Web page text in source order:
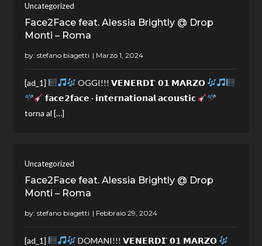
Uncategorized
Face2Face feat. Alessia Brightly @ Drop
Monti – Roma
by:stefano biagetti
[ad_1]
OGGI!!! 𝗩𝗘𝗡𝗘𝗥𝗗𝗜` 𝟬𝟭 𝗠𝗔𝗥𝗭𝗢
𝗳𝗮𝗰𝗲𝟮𝗳𝗮𝗰𝗲 · 𝗶𝗻𝘁𝗲𝗿𝗻𝗮𝘁𝗶𝗼𝗻𝗮𝗹 𝗮𝗰𝗼𝘂𝘀𝘁𝗶𝗰
torna al […]
Uncategorized
Face2Face feat. Alessia Brightly @ Drop
Monti – Roma
by:stefano biagetti
[ad_1]
DOMANI!!! 𝗩𝗘𝗡𝗘𝗥𝗗𝗜` 𝟬𝟭 𝗠𝗔𝗥𝗭𝗢